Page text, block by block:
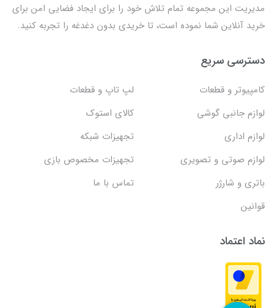
مدیریت این مجموعه تمام تلاش خود را برای ایجاد فضایی امن برای
خرید آنلاین شما نموده است، تا خریدی بدون دغدغه را تجربه کنید.
دسترسی سریع
کامپیوتر و قطعات
لپ تاپ و قطعات
لوازم جانبی گوشی
کالای استوک
لوازم اداری
تجهیزات شبکه
لوازم صوتی و تصویری
تجهیزات مخصوص بازی
باتری و شارژر
تماس با ما
قوانین
نماد اعتماد